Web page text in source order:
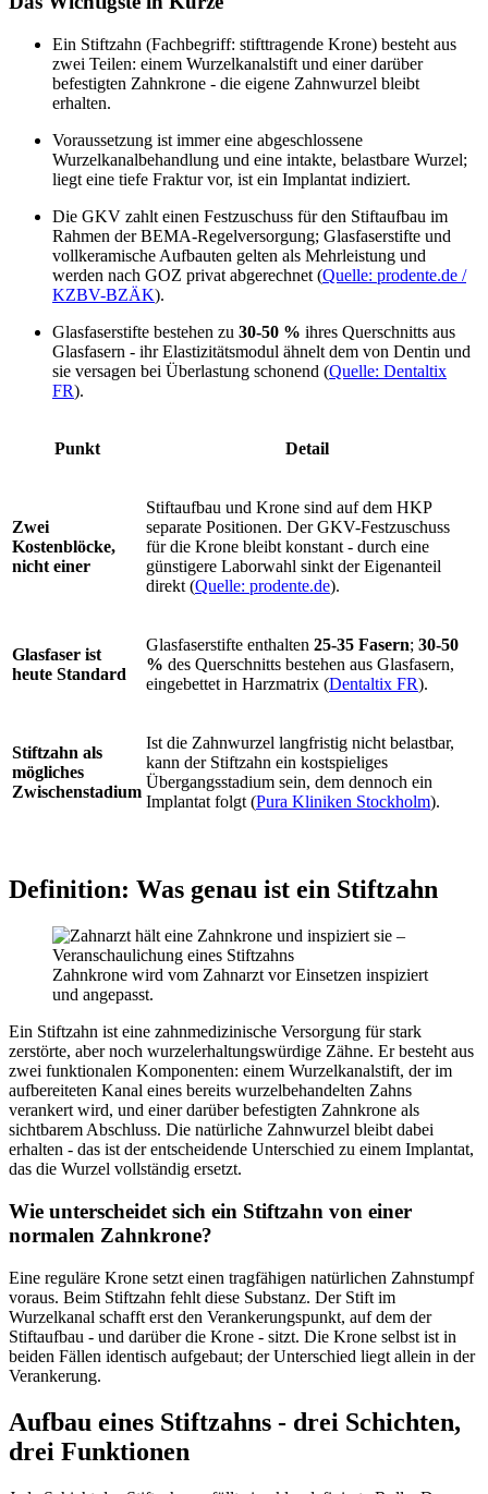
Ein Stiftzahn (Fachbegriff: stifttragende Krone) besteht aus
zwei Teilen: einem Wurzelkanalstift und einer darüber
befestigten Zahnkrone - die eigene Zahnwurzel bleibt
erhalten.
Voraussetzung ist immer eine abgeschlossene
Wurzelkanalbehandlung und eine intakte, belastbare Wurzel;
liegt eine tiefe Fraktur vor, ist ein Implantat indiziert.
Die GKV zahlt einen Festzuschuss für den Stiftaufbau im
Rahmen der BEMA-Regelversorgung; Glasfaserstifte und
vollkeramische Aufbauten gelten als Mehrleistung und
werden nach GOZ privat abgerechnet (Quelle: prodente.de /
KZBV-BZÄK).
Glasfaserstifte bestehen zu 30-50 % ihres Querschnitts aus
Glasfasern - ihr Elastizitätsmodul ähnelt dem von Dentin und
sie versagen bei Überlastung schonend (Quelle: Dentaltix
FR).
Punkt Detail
Zwei
Kostenblöcke,
nicht einer
Stiftaufbau und Krone sind auf dem HKP
separate Positionen. Der GKV-Festzuschuss
für die Krone bleibt konstant - durch eine
günstigere Laborwahl sinkt der Eigenanteil
direkt (Quelle: prodente.de).
Glasfaser ist
heute Standard
Glasfaserstifte enthalten 25-35 Fasern; 30-50
% des Querschnitts bestehen aus Glasfasern,
eingebettet in Harzmatrix (Dentaltix FR).
Stiftzahn als
mögliches
Zwischenstadium
Ist die Zahnwurzel langfristig nicht belastbar,
kann der Stiftzahn ein kostspieliges
Übergangsstadium sein, dem dennoch ein
Implantat folgt (Pura Kliniken Stockholm).
Definition: Was genau ist ein Stiftzahn
Zahnkrone wird vom Zahnarzt vor Einsetzen inspiziert
und angepasst.
Ein Stiftzahn ist eine zahnmedizinische Versorgung für stark
zerstörte, aber noch wurzelerhaltungswürdige Zähne. Er besteht aus
zwei funktionalen Komponenten: einem Wurzelkanalstift, der im
aufbereiteten Kanal eines bereits wurzelbehandelten Zahns
verankert wird, und einer darüber befestigten Zahnkrone als
sichtbarem Abschluss. Die natürliche Zahnwurzel bleibt dabei
erhalten - das ist der entscheidende Unterschied zu einem Implantat,
das die Wurzel vollständig ersetzt.
Wie unterscheidet sich ein Stiftzahn von einer
normalen Zahnkrone?
Eine reguläre Krone setzt einen tragfähigen natürlichen Zahnstumpf
voraus. Beim Stiftzahn fehlt diese Substanz. Der Stift im
Wurzelkanal schafft erst den Verankerungspunkt, auf dem der
Stiftaufbau - und darüber die Krone - sitzt. Die Krone selbst ist in
beiden Fällen identisch aufgebaut; der Unterschied liegt allein in der
Verankerung.
Aufbau eines Stiftzahns - drei Schichten,
drei Funktionen